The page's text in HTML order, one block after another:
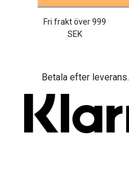
Fri frakt över999
SEK
Betala efter leverans.